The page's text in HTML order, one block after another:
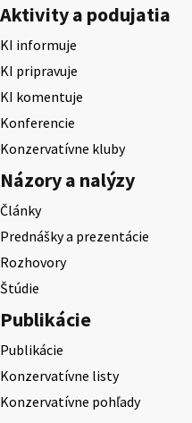
Aktivity a podujatia
KI informuje
KI pripravuje
KI komentuje
Konferencie
Konzervatívne kluby
Názory a nalýzy
Články
Prednášky a prezentácie
Rozhovory
Štúdie
Publikácie
Publikácie
Konzervatívne listy
Konzervatívne pohľady